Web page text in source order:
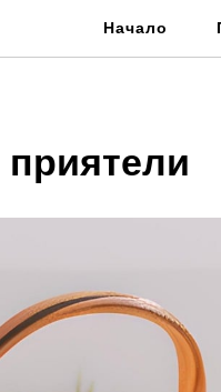
Начало
приятели